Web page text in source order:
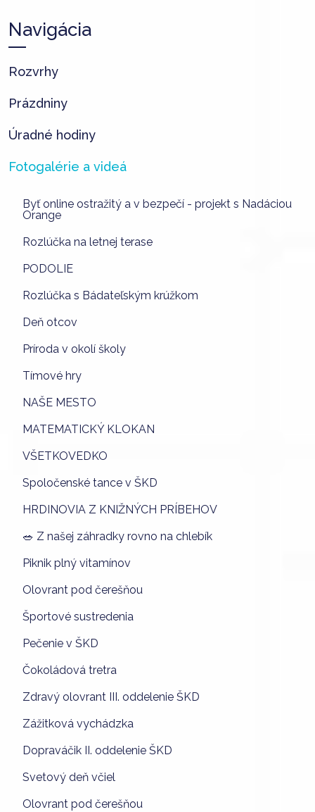
Navigácia
Rozvrhy
Prázdniny
Úradné hodiny
Fotogalérie a videá
Byť online ostražitý a v bezpečí - projekt s Nadáciou
Orange
Rozlúčka na letnej terase
PODOLIE
Rozlúčka s Bádateľským krúžkom
Deň otcov
Príroda v okolí školy
Tímové hry
NAŠE MESTO
MATEMATICKÝ KLOKAN
VŠETKOVEDKO
Spoločenské tance v ŠKD
HRDINOVIA Z KNIŽNÝCH PRÍBEHOV
🥗 Z našej záhradky rovno na chlebík
Piknik plný vitamínov
Olovrant pod čerešňou
Športové sustredenia
Pečenie v ŠKD
Čokoládová tretra
Zdravý olovrant III. oddelenie ŠKD
Zážitková vychádzka
Dopraváčik II. oddelenie ŠKD
Svetový deň včiel
Olovrant pod čerešňou